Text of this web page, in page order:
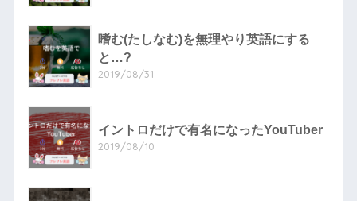
嗜む(たしなむ)を無理やり英語にする
と…?
2019/08/31
イントロだけで有名になったYouTuber
2019/08/10